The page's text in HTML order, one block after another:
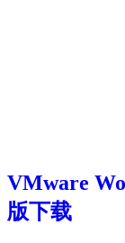
VMware
版下载